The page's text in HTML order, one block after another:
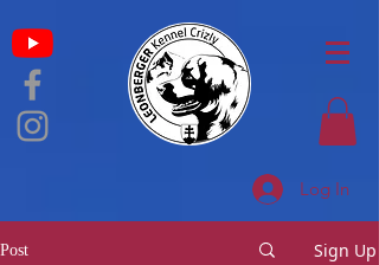
Log In
Post Sign Up